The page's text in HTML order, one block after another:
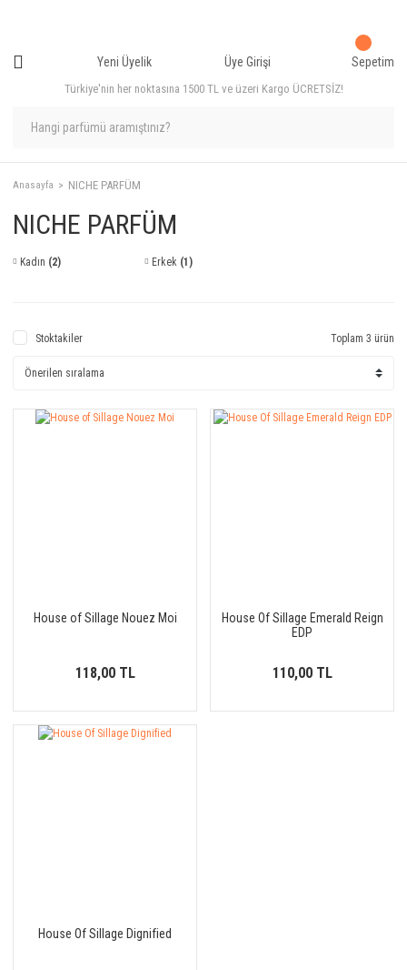
Türkiye'nin her noktasına 1500 TL ve üzeri Kargo ÜCRETSİZ!
Yeni Üyelik Üye Girişi Sepetim
Anasayfa NICHE PARFÜM
NICHE PARFÜM
Kadın (2) Erkek (1)
Stoktakiler Toplam 3 ürün
House of Sillage Nouez Moi
118,00 TL
House Of Sillage Emerald Reign
EDP
110,00 TL
House Of Sillage Dignified